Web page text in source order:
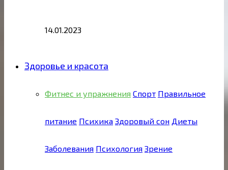
14.01.2023
Здоровье и красота
Фитнес и упражнения Спорт Правильное
питание Психика Здоровый сон Диеты
Заболевания Психология Зрение